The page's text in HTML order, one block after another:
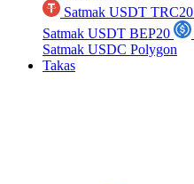
Satmak USDT TRC20
Satmak USDT BEP20
Satmak USDC Polygon
Takas